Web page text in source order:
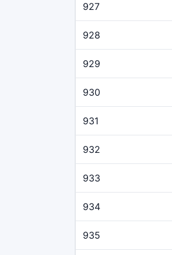
927
928
929
930
931
932
933
934
935